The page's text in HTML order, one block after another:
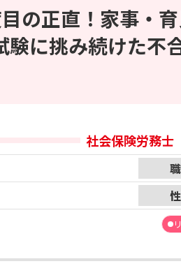
の正直！家事・
験に挑み続けた不
社会保険労務士